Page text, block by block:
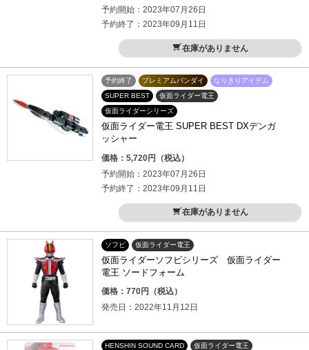
予約開始：2023年07月26日
予約終了：2023年09月11日
在庫がありません
予約終了 プレミアムバンダイ
なりきりアイテム
SUPER BEST
仮面ライダー電王
仮面ライダーシリーズ
仮面ライダー電王 SUPER BEST DXデンガ
ッシャー
価格：5,720円（税込）
予約開始：2023年07月26日
予約終了：2023年09月11日
在庫がありません
ソフビ 仮面ライダー電王
仮面ライダーソフビシリーズ 仮面ライダー
電王 ソードフォーム
価格：770円（税込）
発売日：2022年11月12日
HENSHIN SOUND CARD 仮面ライダー電王